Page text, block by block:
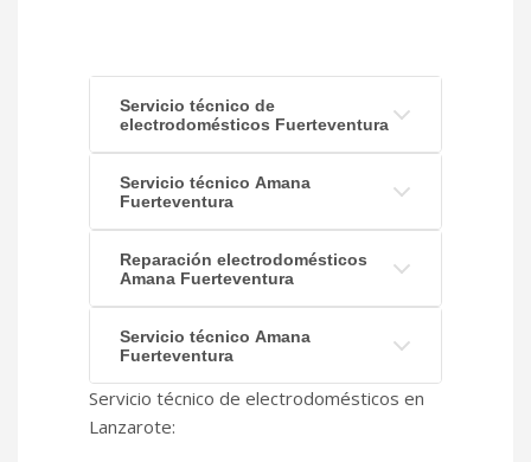
Servicio técnico de
electrodomésticos Fuerteventura
Servicio técnico Amana
Fuerteventura
Reparación electrodomésticos
Amana Fuerteventura
Servicio técnico Amana
Fuerteventura
Servicio técnico de electrodomésticos en
Lanzarote: